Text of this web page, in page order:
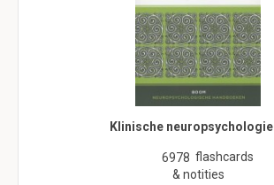
Klinische neuropsychologie
6978 flashcards
& notities